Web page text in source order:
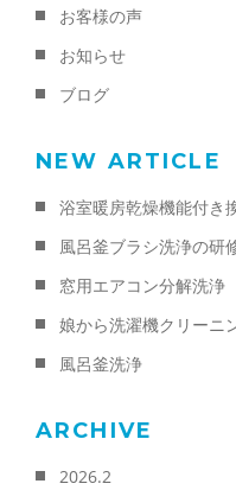
お客様の声
お知らせ
ブログ
NEW ARTICLE
浴室暖房乾燥機能付き
風呂釜ブラシ洗浄の研
窓用エアコン分解洗浄
娘から洗濯機クリーニ
風呂釜洗浄
ARCHIVE
2026.2